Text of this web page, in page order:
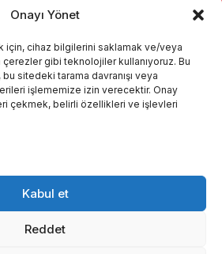
Onayı Yönet
için, cihaz bilgilerini saklamak ve/veya
çerezler gibi teknolojiler kullanıyoruz. Bu
sitedeki tarama davranışı veya
işlememize izin verecektir. Onay
çekmek, belirli özellikleri ve işlevleri
Kabul et
Reddet